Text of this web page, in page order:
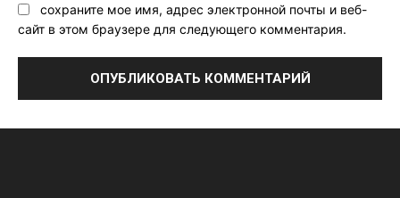
сохраните мое имя, адрес электронной почты и веб-
сайт в этом браузере для следующего комментария.